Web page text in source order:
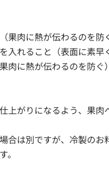
果肉に熱が伝わるのを防
入れること（表面に素早
肉に熱が伝わるのを防ぐ
上がりになるよう、果
合は別ですが、冷製の
。